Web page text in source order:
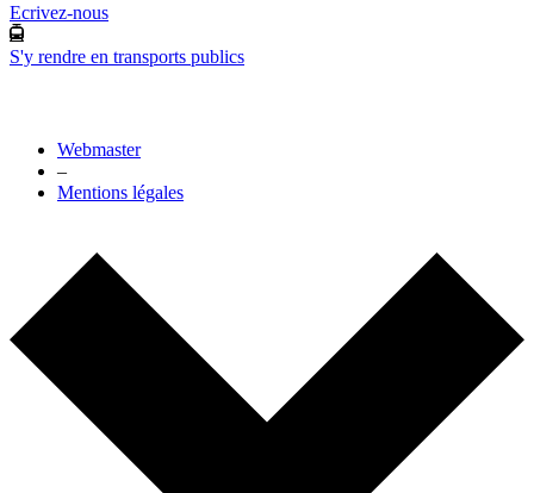
Ecrivez-nous
S'y rendre en transports publics
Webmaster
–
Mentions légales